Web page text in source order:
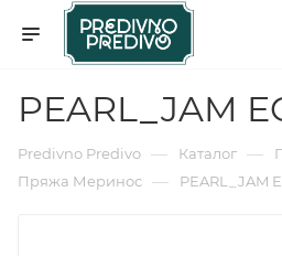
PEARL_JAM
Predivno Predivo — Каталог —
Пряжа Меринос — PEARL_JAM